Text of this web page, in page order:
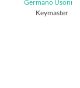
Germano Usoni
Keymaster